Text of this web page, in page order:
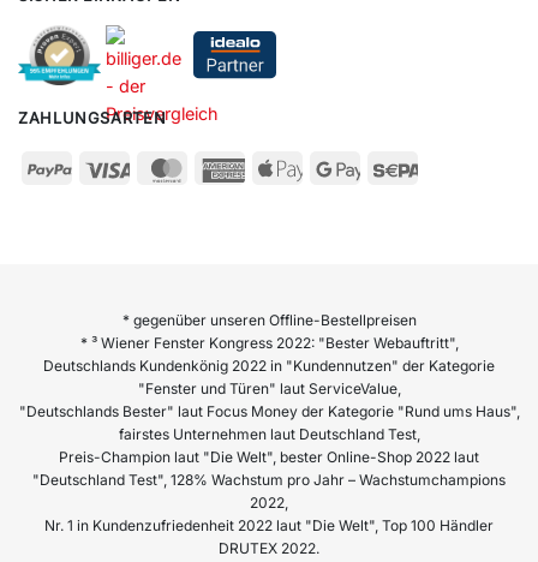
ZAHLUNGSARTEN
* gegenüber unseren Offline-Bestellpreisen
* ³ Wiener Fenster Kongress 2022: "Bester Webauftritt",
Deutschlands Kundenkönig 2022 in "Kundennutzen" der Kategorie
"Fenster und Türen" laut ServiceValue,
"Deutschlands Bester" laut Focus Money der Kategorie "Rund ums Haus",
fairstes Unternehmen laut Deutschland Test,
Preis-Champion laut "Die Welt", bester Online-Shop 2022 laut
"Deutschland Test", 128% Wachstum pro Jahr – Wachstumchampions
2022,
Nr. 1 in Kundenzufriedenheit 2022 laut "Die Welt", Top 100 Händler
DRUTEX 2022.